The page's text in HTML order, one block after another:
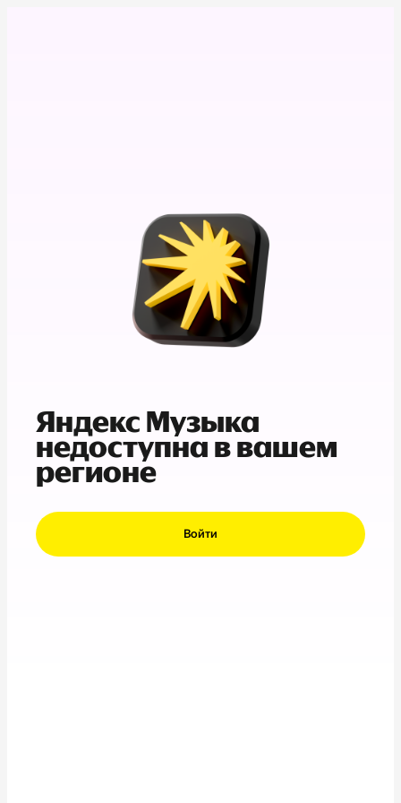
Яндекс Музыка
недоступна в вашем
регионе
Войти